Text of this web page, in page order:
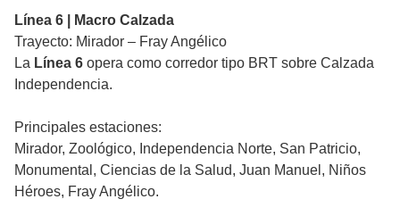
Línea 6 | Macro Calzada
Trayecto: Mirador – Fray Angélico
La Línea 6 opera como corredor tipo BRT sobre Calzada
Independencia.
Principales estaciones:
Mirador, Zoológico, Independencia Norte, San Patricio,
Monumental, Ciencias de la Salud, Juan Manuel, Niños
Héroes, Fray Angélico.